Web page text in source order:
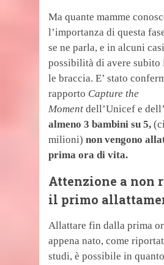
Ma quante mamme
l’importanza di questa
se ne parla, e in alcuni
possibilità di avere
le braccia. E’ stato
rapporto Capture the
Moment dell’Unicef e
almeno 3 bambini su 5,
milioni) non vengono
prima ora di vita.
Attenzione a non
il primo
Allattare fin dalla prima
appena nato, come
studi, è possibile in